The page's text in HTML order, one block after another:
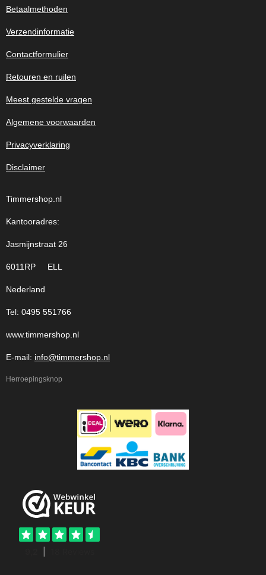
Betaalmethoden
Verzendinformatie
Contactformulier
Retouren en ruilen
Meest gestelde vragen
Algemene voorwaarden
Privacyverklaring
Disclaimer
Timmershop.nl
Kantooradres:
Jasmijnstraat 26
6011RP ELL
Nederland
Tel: 0495 551766
www.timmershop.nl
E-mail: info@timmershop.nl
Herroepingsknop